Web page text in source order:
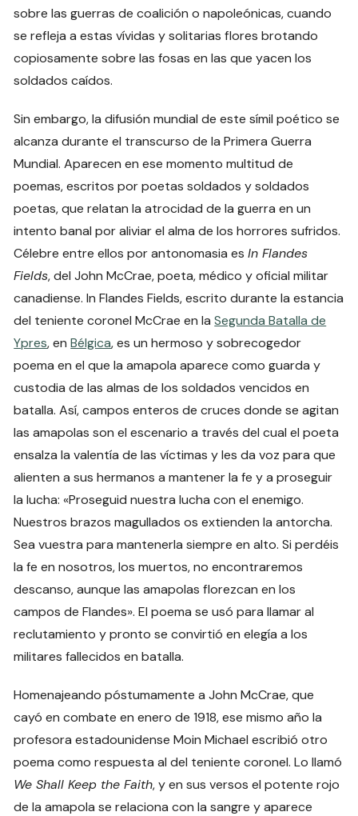
sobre las guerras de coalición o napoleónicas, cuando
se refleja a estas vívidas y solitarias flores brotando
copiosamente sobre las fosas en las que yacen los
soldados caídos.
Sin embargo, la difusión mundial de este símil poético se
alcanza durante el transcurso de la Primera Guerra
Mundial. Aparecen en ese momento multitud de
poemas, escritos por poetas soldados y soldados
poetas, que relatan la atrocidad de la guerra en un
intento banal por aliviar el alma de los horrores sufridos.
Célebre entre ellos por antonomasia esIn Flandes
Fields, del John McCrae, poeta, médico y oficial militar
canadiense. In Flandes Fields, escrito durante la estancia
del teniente coronel McCrae en laSegunda Batalla de
Ypres, enBélgica, es un hermoso y sobrecogedor
poema en el que la amapola aparece como guarda y
custodia de las almas de los soldados vencidos en
batalla. Así, campos enteros de cruces donde se agitan
las amapolas son el escenario a través del cual el poeta
ensalza la valentía de las víctimas y les da voz para que
alienten a sus hermanos a mantener la fe y a proseguir
la lucha: «Proseguid nuestra lucha con el enemigo.
Nuestros brazos magullados os extienden la antorcha.
Sea vuestra para mantenerla siempre en alto. Si perdéis
la fe en nosotros, los muertos, no encontraremos
descanso, aunque las amapolas florezcan en los
campos de Flandes». El poema se usó para llamar al
reclutamiento y pronto se convirtió en elegía a los
militares fallecidos en batalla.
Homenajeando póstumamente a John McCrae, que
cayó en combate en enero de 1918, ese mismo año la
profesora estadounidense Moin Michael escribió otro
poema como respuesta al del teniente coronel. Lo llamó
We Shall Keep the Faith, y en sus versos el potente rojo
de la amapola se relaciona con la sangre y aparece